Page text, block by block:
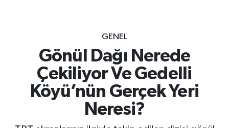
GENEL
Gönül Dağı Nerede
Çekiliyor Ve Gedelli
Köyü’nün Gerçek Yeri
Neresi?